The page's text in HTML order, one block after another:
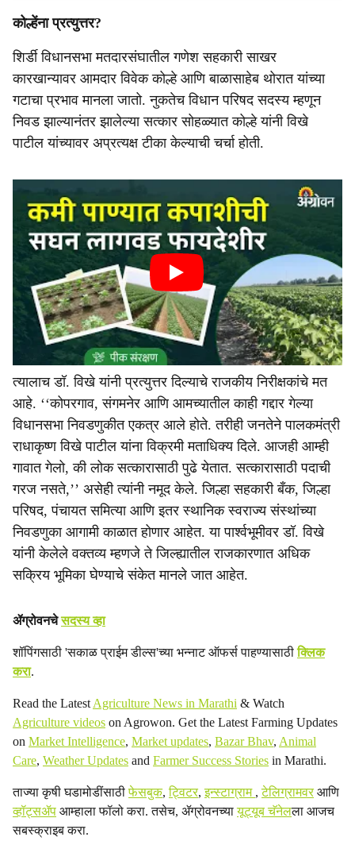
कोल्हेंना प्रत्युत्तर?
शिर्डी विधानसभा मतदारसंघातील गणेश सहकारी साखर
कारखान्यावर आमदार विवेक कोल्हे आणि बाळासाहेब थोरात यांच्या
गटाचा प्रभाव मानला जातो. नुकतेच विधान परिषद सदस्य म्हणून
निवड झाल्यानंतर झालेल्या सत्कार सोहळ्यात कोल्हे यांनी विखे
पाटील यांच्यावर अप्रत्यक्ष टीका केल्याची चर्चा होती.
त्यालाच डॉ. विखे यांनी प्रत्युत्तर दिल्याचे राजकीय निरीक्षकांचे मत
आहे. ‘‘कोपरगाव, संगमनेर आणि आमच्यातील काही गद्दार गेल्या
विधानसभा निवडणुकीत एकत्र आले होते. तरीही जनतेने पालकमंत्री
राधाकृष्ण विखे पाटील यांना विक्रमी मताधिक्य दिले. आजही आम्ही
गावात गेलो, की लोक सत्कारासाठी पुढे येतात. सत्कारासाठी पदाची
गरज नसते,’’ असेही त्यांनी नमूद केले. जिल्हा सहकारी बँक, जिल्हा
परिषद, पंचायत समित्या आणि इतर स्थानिक स्वराज्य संस्थांच्या
निवडणुका आगामी काळात होणार आहेत. या पार्श्वभूमीवर डॉ. विखे
यांनी केलेले वक्तव्य म्हणजे ते जिल्ह्यातील राजकारणात अधिक
सक्रिय भूमिका घेण्याचे संकेत मानले जात आहेत.
ॲग्रोवनचेसदस्य व्हा
शॉपिंगसाठी 'सकाळ प्राईम डील्स'च्या भन्नाट ऑफर्स पाहण्यासाठीक्लिक
करा.
Read the Latest Agriculture News in Marathi & Watch
Agriculture videos on Agrowon. Get the Latest Farming Updates
on Market Intelligence, Market updates, Bazar Bhav, Animal
Care, Weather Updates and Farmer Success Stories in Marathi.
ताज्या कृषी घडामोडींसाठीफेसबुक,ट्विटर,इन्स्टाग्राम ,टेलिग्रामवरआणि
व्हॉट्सॲप आम्हाला फॉलो करा. तसेच, ॲग्रोवनच्यायूट्यूब चॅनेलला आजच
सबस्क्राइब करा.